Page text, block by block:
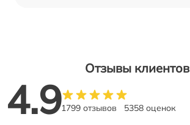
Отзывы клиентов
4.91799 отзывов 5358 оценок